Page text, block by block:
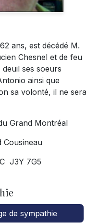
ans, est décédé M.
Chesnel et de feu
ses soeurs
ainsi que
sa volonté, il ne sera
Grand Montréal
Cousineau
J3Y 7G5
de sympathie